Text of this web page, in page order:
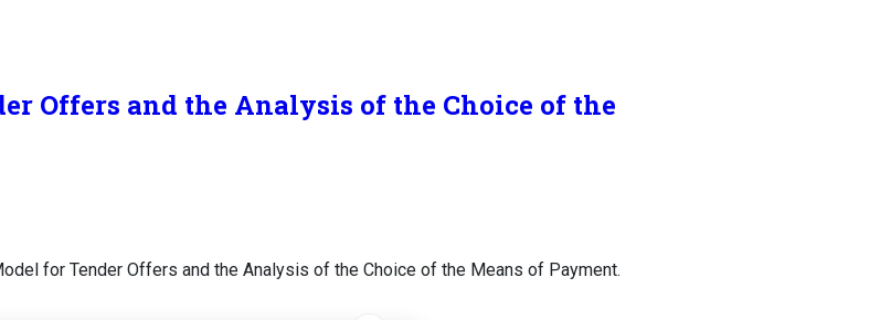
Offers and the Analysis of the Choice of the
for Tender Offers and the Analysis of the Choice of the Means of Payment.